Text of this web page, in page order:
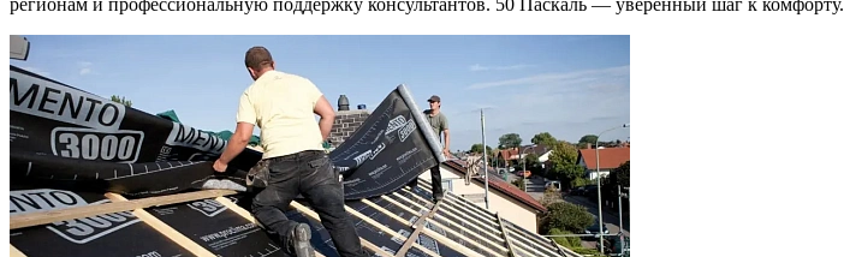
регионам и профессиональную поддержку консультантов. 50 Паскаль — уверенный шаг к комфорту.